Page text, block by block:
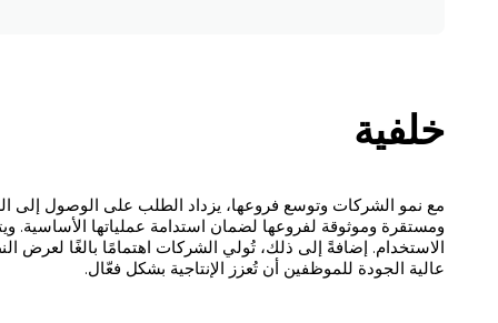
خلفية
مع نمو الشركات وتوسع فروعها، يزداد الطلب على الوصول إلى
ومستقرة وموثوقة لفروعها لضمان استدامة عملياتها
الاستخدام. إضافةً إلى ذلك، تُولي الشركات اهتمامًا بالغًا لعرض
عالية الجودة للموظفين أن تُعزز الإنتاجية بشكل فعّال.